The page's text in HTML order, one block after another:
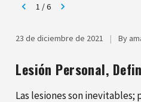
1 /6
23 de diciembre de 2021 | By
Lesión Personal,
Las lesiones son inevitables;